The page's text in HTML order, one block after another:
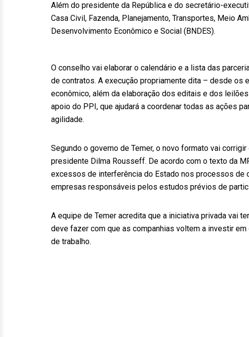
Além do presidente da República e do secretário-
Casa Civil, Fazenda, Planejamento, Transportes, Meio
Desenvolvimento Econômico e Social (BNDES).
O conselho vai elaborar o calendário e a lista das
de contratos. A execução propriamente dita – desde os
econômico, além da elaboração dos editais e dos
apoio do PPI, que ajudará a coordenar todas as ações
agilidade.
Segundo o governo de Temer, o novo formato vai
presidente Dilma Rousseff. De acordo com o texto da
excessos de interferência do Estado nos processos de
empresas responsáveis pelos estudos prévios de
A equipe de Temer acredita que a iniciativa privada vai
deve fazer com que as companhias voltem a investir
de trabalho.